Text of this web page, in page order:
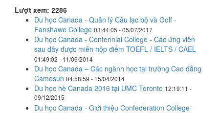
Lượt xem: 2286
Du học Canada - Quản lý Câu lạc bộ và Golf -
Fanshawe College 03:44:05 - 05/07/2017
Du học Canada - Centennial College - Các ứng viên
sau đây được miễn nộp điểm TOEFL / IELTS / CAEL
01:49:02 - 11/06/2014
Du học Canada – Các ngành học tại trường Cao đẳng
Camosun 04:58:59 - 15/04/2014
Du học hè Canada 2016 tại UMC Toronto 12:19:11 -
09/12/2015
Du học Canada - Giới thiệu Confederation College